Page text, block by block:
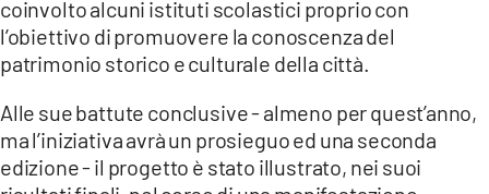
App
ANDROID
coinvolto alcuni istituti scolastici proprio con
l’obiettivo di promuovere la conoscenza del
patrimonio storico e culturale della città.
Alle sue battute conclusive - almeno per quest’anno,
ma l’iniziativa avrà un prosieguo ed una seconda
edizione - il progetto è stato illustrato, nei suoi